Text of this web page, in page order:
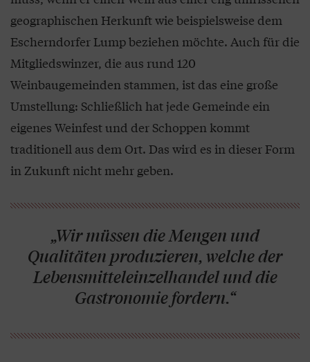
geographischen Herkunft wie beispielsweise dem
Escherndorfer Lump beziehen möchte. Auch für die
Mitgliedswinzer, die aus rund 120
Weinbaugemeinden stammen, ist das eine große
Umstellung: Schließlich hat jede Gemeinde ein
eigenes Weinfest und der Schoppen kommt
traditionell aus dem Ort. Das wird es in dieser Form
in Zukunft nicht mehr geben.
„Wir müssen die Mengen und
Qualitäten produzieren, welche der
Lebensmitteleinzelhandel und die
Gastronomie fordern.“